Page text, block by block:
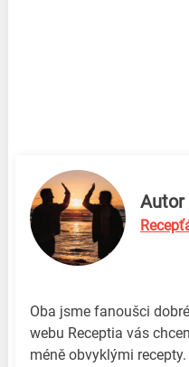
Autor
Oba jsme fanoušci
webu Receptia vás
méně obvyklými